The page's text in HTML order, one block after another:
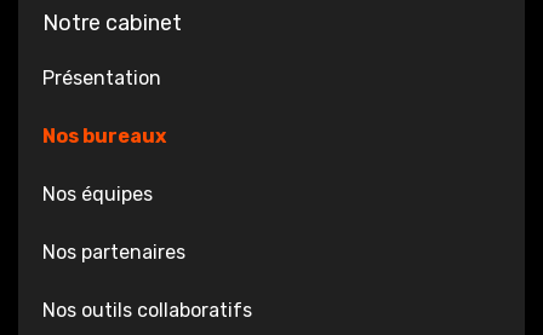
Notre cabinet
Présentation
Nos bureaux
Nos équipes
Nos partenaires
Nos outils collaboratifs